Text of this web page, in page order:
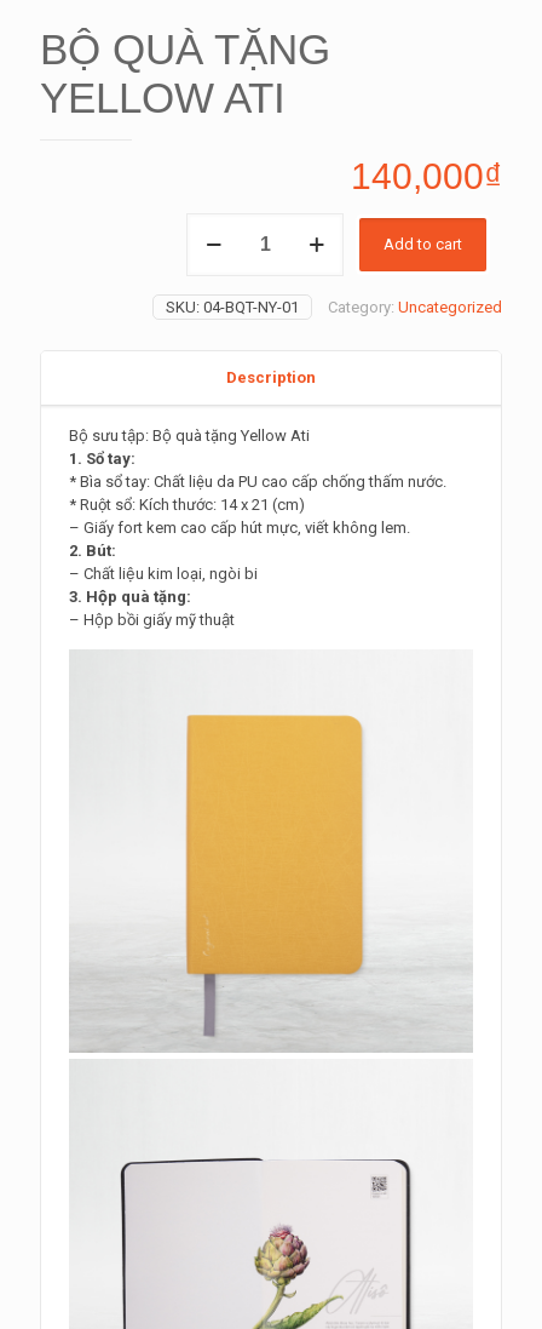
BỘ QUÀ TẶNG
YELLOW ATI
140,000₫
QUÀ
YELLOW
ATI
Add to cart
SKU: 04-BQT-NY-01 Category: Uncategorized
Description
Bộ sưu tập: Bộ quà tặng Yellow Ati
1. Sổ tay:
* Bìa sổ tay: Chất liệu da PU cao cấp chống thấm nước.
* Ruột sổ: Kích thước: 14 x 21 (cm)
– Giấy fort kem cao cấp hút mực, viết không lem.
2. Bút:
– Chất liệu kim loại, ngòi bi
3. Hộp quà tặng:
– Hộp bồi giấy mỹ thuật